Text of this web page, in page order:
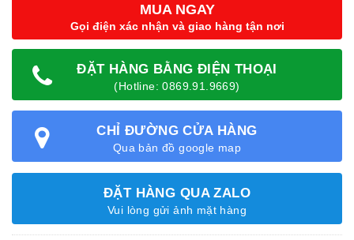
MUA NGAY
Gọi điện xác nhận và giao hàng tận nơi
ĐẶT HÀNG BẰNG ĐIỆN THOẠI
(Hotline: 0869.91.9669)
CHỈ ĐƯỜNG CỬA HÀNG
Qua bản đồ google map
ĐẶT HÀNG QUA ZALO
Vui lòng gửi ảnh mặt hàng